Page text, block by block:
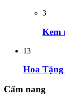
3
Kem
13
Hoa
Cẩm nang